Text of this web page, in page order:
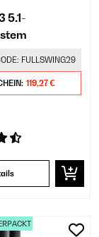
5.1-
FULLSWING29
119,27 €